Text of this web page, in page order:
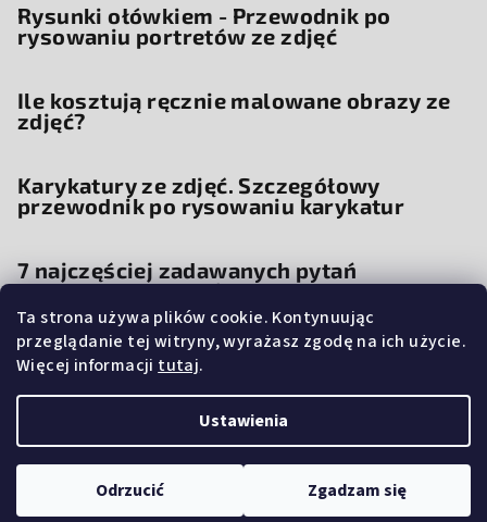
Ta strona używa plików cookie. Kontynuując
przeglądanie tej witryny, wyrażasz zgodę na ich użycie.
Więcej informacji tutaj.
Ustawienia
Odrzucić Zgadzam się
Rysunki ołówkiem - Przewodnik po
rysowaniu portretów ze zdjęć
Ile kosztują ręcznie malowane obrazy ze
zdjęć?
Karykatury ze zdjęć. Szczegółowy
przewodnik po rysowaniu karykatur
7 najczęściej zadawanych pytań
dotyczących ręcznie malowanych
portretów ze zdjęć
Fotoobraz na płótnie z własnego zdjęcia
Edytuj ustawienia plików cookie
Opracował Shoptet